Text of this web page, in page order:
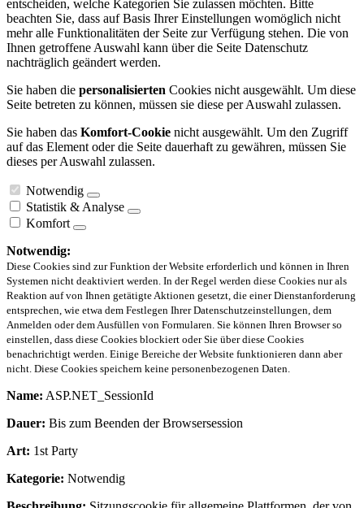
entscheiden, welche Kategorien Sie zulassen möchten. Bitte
beachten Sie, dass auf Basis Ihrer Einstellungen womöglich nicht
mehr alle Funktionalitäten der Seite zur Verfügung stehen. Die von
Ihnen getroffene Auswahl kann über die Seite Datenschutz
nachträglich geändert werden.
Sie haben die personalisierten Cookies nicht ausgewählt. Um diese
Seite betreten zu können, müssen sie diese per Auswahl zulassen.
Sie haben das Komfort-Cookie nicht ausgewählt. Um den Zugriff
auf das Element oder die Seite dauerhaft zu gewähren, müssen Sie
dieses per Auswahl zulassen.
Notwendig
Statistik & Analyse
Komfort
Notwendig:
Diese Cookies sind zur Funktion der Website erforderlich und können in Ihren
Systemen nicht deaktiviert werden. In der Regel werden diese Cookies nur als
Reaktion auf von Ihnen getätigte Aktionen gesetzt, die einer Dienstanforderung
entsprechen, wie etwa dem Festlegen Ihrer Datenschutzeinstellungen, dem
Anmelden oder dem Ausfüllen von Formularen. Sie können Ihren Browser so
einstellen, dass diese Cookies blockiert oder Sie über diese Cookies
benachrichtigt werden. Einige Bereiche der Website funktionieren dann aber
nicht. Diese Cookies speichern keine personenbezogenen Daten.
Name: ASP.NET_SessionId
Dauer: Bis zum Beenden der Browsersession
Art: 1st Party
Kategorie: Notwendig